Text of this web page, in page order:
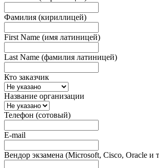
Фамилия (кириллицей)
First Name (имя латиницей)
Last Name (фамилия латиницей)
Кто заказчик
Название организации
Телефон (сотовый)
E-mail
Вендор экзамена (Microsoft, Cisco, Oracle и